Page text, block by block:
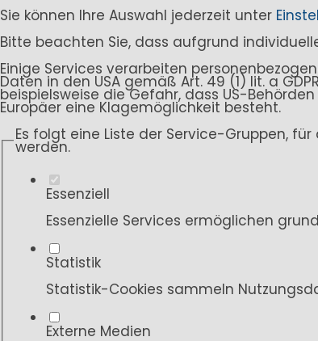
Sie können Ihre Auswahl jederzeit unter
Bitte beachten Sie, dass aufgrund
Einige Services verarbeiten
Daten in den USA gemäß Art. 49 (1) lit. a
beispielsweise die Gefahr, dass US-
Europäer eine Klagemöglichkeit besteht.
Es folgt eine Liste der Service-Gruppen,
werden.
Essenziell
Essenzielle Services ermöglichen
Statistik
Statistik-Cookies sammeln
Externe Medien